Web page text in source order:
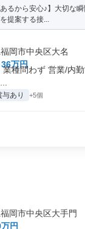
るから安心♪】大切な瞬
提案する接...
岡市中央区大名
万円
種問わず 営業/内
与あり +5個
岡市中央区大手門
円